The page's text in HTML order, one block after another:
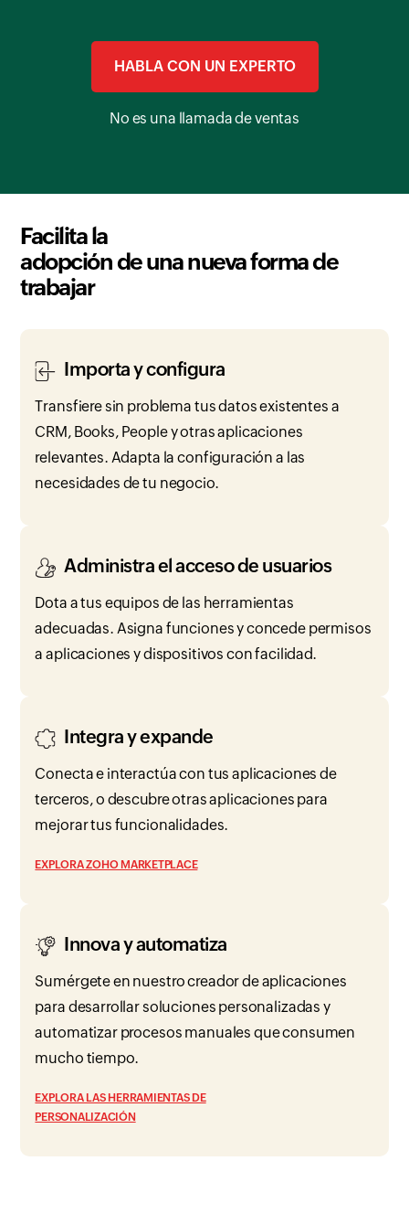
HABLA CON UN EXPERTO
No es una llamada de ventas
Facilita la
adopción de una nueva forma de
trabajar
Importa y configura
Transfiere sin problema tus datos existentes a
CRM, Books, People y otras aplicaciones
relevantes. Adapta la configuración a las
necesidades de tu negocio.
Administra el acceso de usuarios
Dota a tus equipos de las herramientas
adecuadas. Asigna funciones y concede permisos
a aplicaciones y dispositivos con facilidad.
Integra y expande
Conecta e interactúa con tus aplicaciones de
terceros, o descubre otras aplicaciones para
mejorar tus funcionalidades.
EXPLORA ZOHO MARKETPLACE
Innova y automatiza
Sumérgete en nuestro creador de aplicaciones
para desarrollar soluciones personalizadas y
automatizar procesos manuales que consumen
mucho tiempo.
EXPLORA LAS HERRAMIENTAS DE
PERSONALIZACIÓN